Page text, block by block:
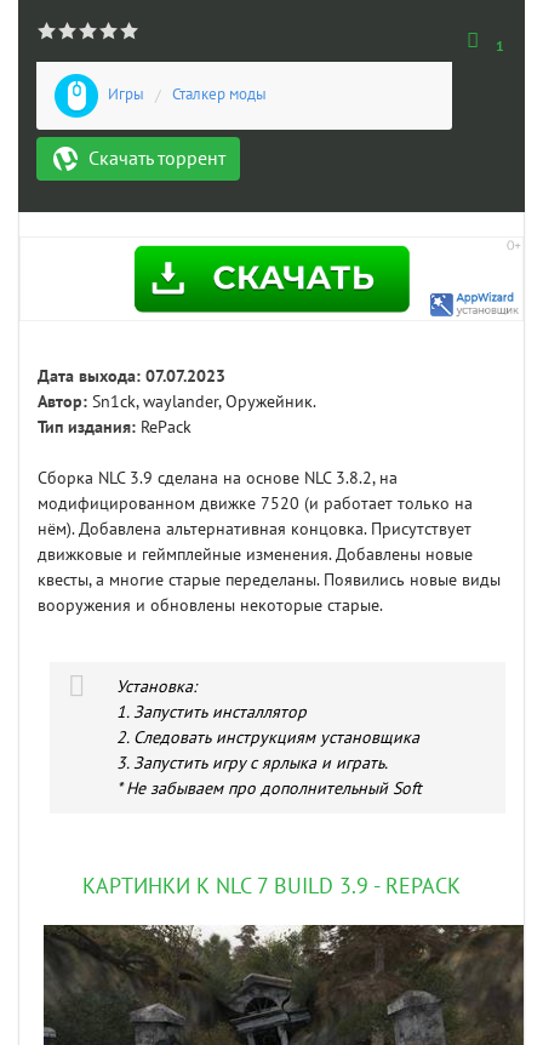
1
Игры / Сталкер моды
Скачать торрент
Дата выхода: 07.07.2023
Автор: Sn1ck, waylander, Оружейник.
Тип издания: RePack
Сборка NLC 3.9 сделана на основе NLC 3.8.2, на
модифицированном движке 7520 (и работает только на
нём). Добавлена альтернативная концовка. Присутствует
движковые и геймплейные изменения. Добавлены новые
квесты, а многие старые переделаны. Появились новые виды
вооружения и обновлены некоторые старые.
Установка:
1. Запустить инсталлятор
2. Следовать инструкциям установщика
3. Запустить игру с ярлыка и играть.
* Не забываем про дополнительный Soft
КАРТИНКИ К NLC 7 BUILD 3.9 - REPACK